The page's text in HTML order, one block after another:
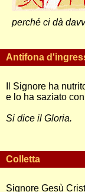
perché ci dà
Antifona
Il Signore ha
e lo ha saziato
Si dice il Gloria.
Colletta
Signore Gesù